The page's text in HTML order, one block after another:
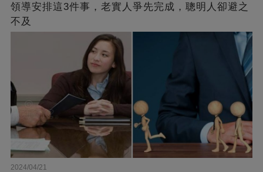
領導安排這3件事，老實人爭先完成，聰明人卻避之
不及
2024/04/21